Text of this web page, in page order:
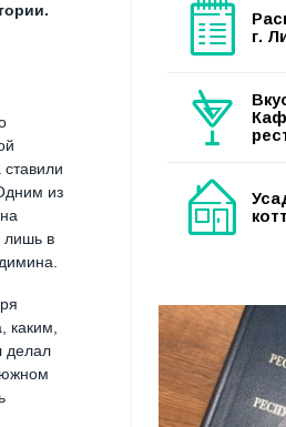
из
лишь в
каким,
делал
южном
г.